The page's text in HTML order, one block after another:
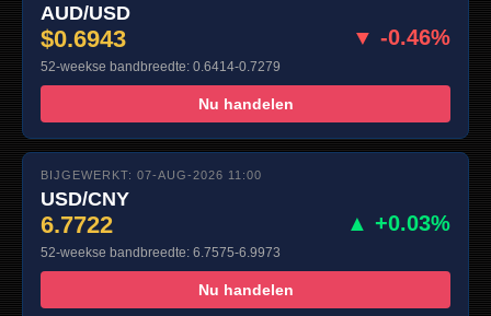
AUD/USD
$0.6943 ▼ -0.46%
52-weekse bandbreedte: 0.6414-0.7279
Nu handelen
BIJGEWERKT: 07-AUG-2026 11:00
USD/CNY
6.7722 ▲ +0.03%
52-weekse bandbreedte: 6.7575-6.9973
Nu handelen